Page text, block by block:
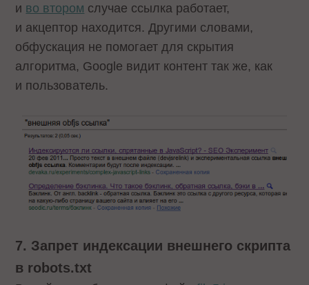
и во втором случае ссылка работает,
и акцептор находится. Другими словами,
обфускация не помогает для скрытия
алгоритма, Google видит контент так же, как
и пользователь.
7. Запрет индексации внешнего скрипта
в robots.txt